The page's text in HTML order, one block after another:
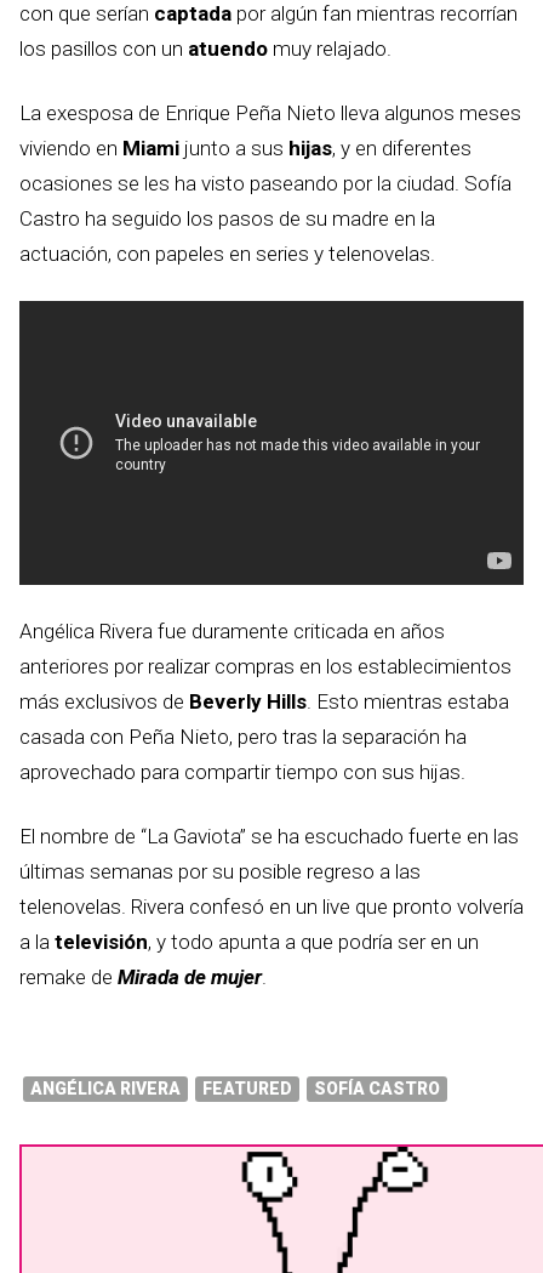
con que serían captada por algún fan mientras recorrían
los pasillos con un atuendo muy relajado.
La exesposa de Enrique Peña Nieto lleva algunos meses
viviendo en Miami junto a sus hijas, y en diferentes
ocasiones se les ha visto paseando por la ciudad. Sofía
Castro ha seguido los pasos de su madre en la
actuación, con papeles en series y telenovelas.
Angélica Rivera fue duramente criticada en años
anteriores por realizar compras en los establecimientos
más exclusivos de Beverly Hills. Esto mientras estaba
casada con Peña Nieto, pero tras la separación ha
aprovechado para compartir tiempo con sus hijas.
El nombre de “La Gaviota” se ha escuchado fuerte en las
últimas semanas por su posible regreso a las
telenovelas. Rivera confesó en un live que pronto volvería
a la televisión, y todo apunta a que podría ser en un
remake de Mirada de mujer.
ANGÉLICA RIVERA FEATURED SOFÍA CASTRO